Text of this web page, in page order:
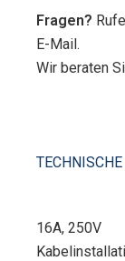
Fragen?
E-Mail.
Wir beraten
TECHNISCHE
16A, 250V